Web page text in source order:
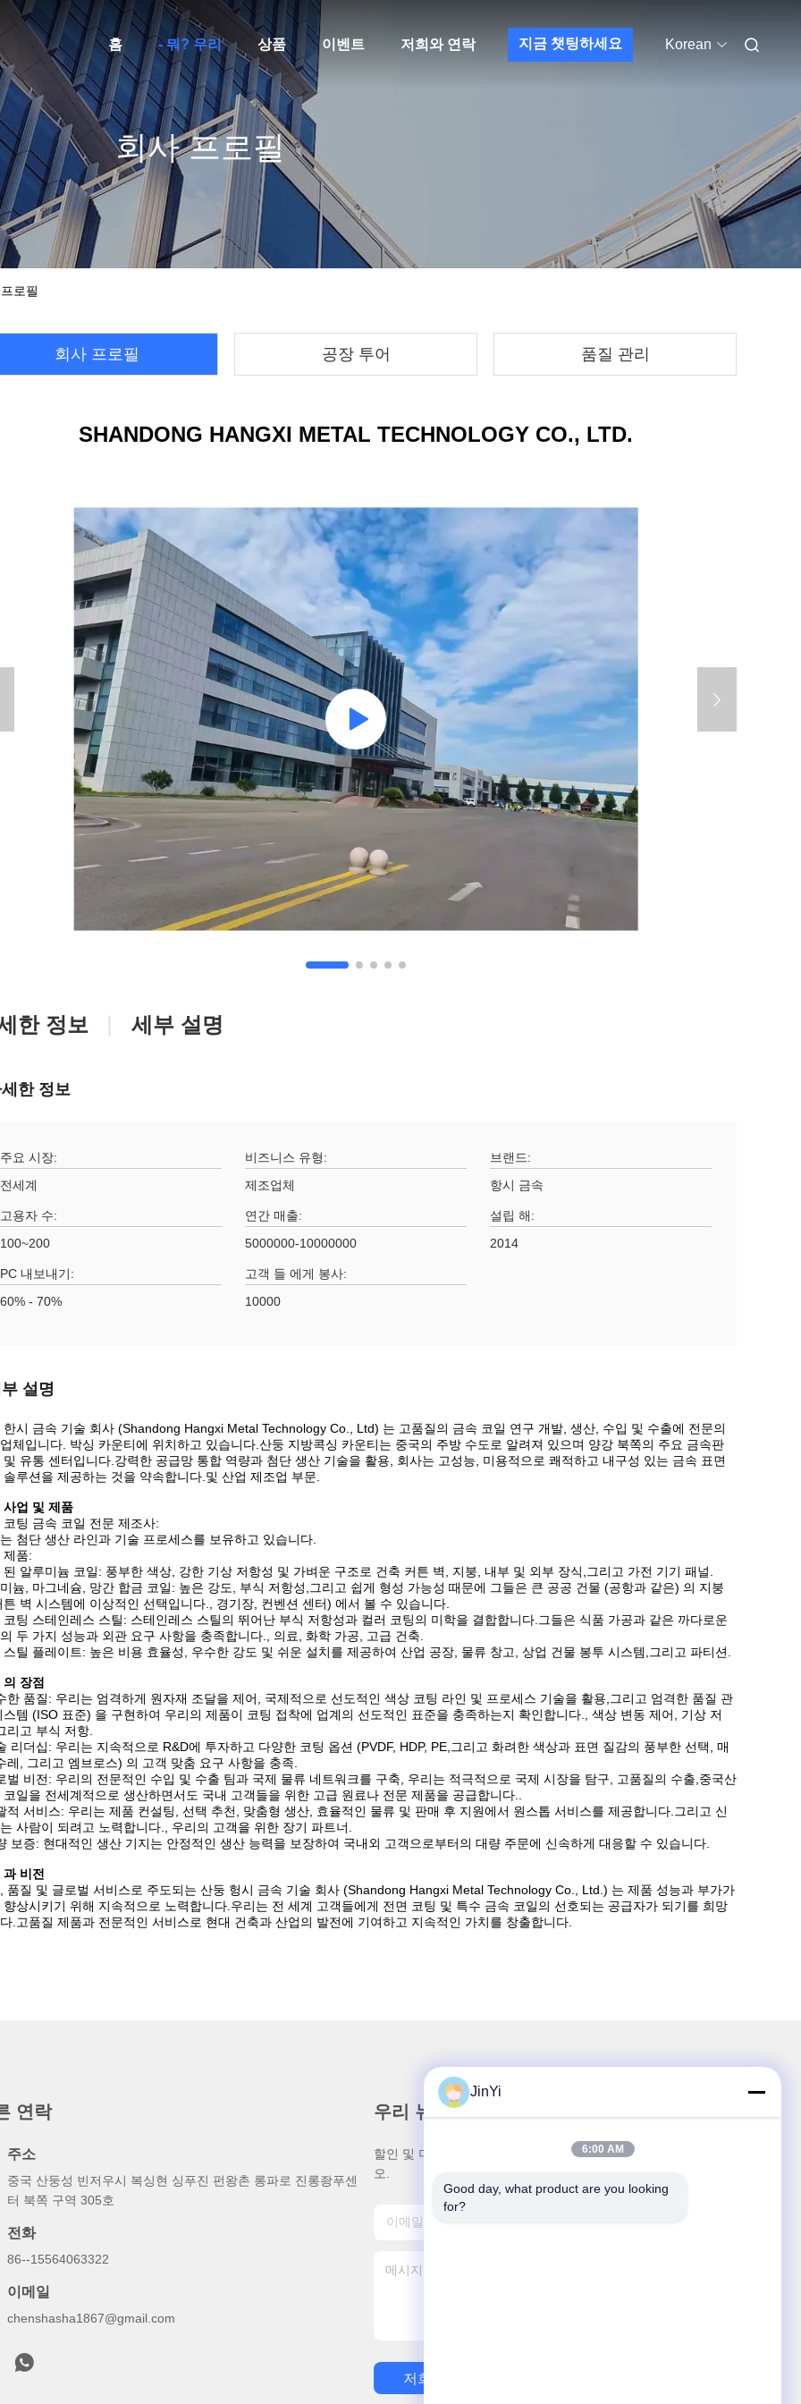
홈 - 뭐? 우리 상품 이벤트 저희와 연락 지금 챗팅하세요 Korean
회사 프로필
로필
회사 프로필 공장 투어 품질 관리
SHANDONG HANGXI METAL TECHNOLOGY CO., LTD.
한 정보 세부 설명
한 정보
주요 시장:
전세계
비즈니스 유형:
제조업체
브랜드:
항시 금속
고용자 수:
100~200
연간 매출:
5000000-10000000
설립 해:
2014
PC 내보내기:
60% - 70%
고객 들 에게 봉사:
10000
설명
한시 금속 기술 회사 (Shandong Hangxi Metal Technology Co., Ltd) 는 고품질의 금속 코일 연구 개발, 생산, 수입 및 수출에 전문의
체입니다. 박싱 카운티에 위치하고 있습니다.산둥 지방콕싱 카운티는 중국의 주방 수도로 알려져 있으며 양강 북쪽의 주요 금속판
및 유통 센터입니다.강력한 공급망 통합 역량과 첨단 생산 기술을 활용, 회사는 고성능, 미용적으로 쾌적하고 내구성 있는 금속 표면
솔루션을 제공하는 것을 약속합니다.및 산업 제조업 부문.
사업 및 제품
코팅 금속 코일 전문 제조사:
첨단 생산 라인과 기술 프로세스를 보유하고 있습니다.
제품:
된 알루미늄 코일: 풍부한 색상, 강한 기상 저항성 및 가벼운 구조로 건축 커튼 벽, 지붕, 내부 및 외부 장식,그리고 가전 기기 패널.
늄, 마그네슘, 망간 합금 코일: 높은 강도, 부식 저항성,그리고 쉽게 형성 가능성 때문에 그들은 큰 공공 건물 (공항과 같은) 의 지붕
튼 벽 시스템에 이상적인 선택입니다., 경기장, 컨벤션 센터) 에서 볼 수 있습니다.
코팅 스테인레스 스틸: 스테인레스 스틸의 뛰어난 부식 저항성과 컬러 코팅의 미학을 결합합니다.그들은 식품 가공과 같은 까다로운
두 가지 성능과 외관 요구 사항을 충족합니다., 의료, 화학 가공, 고급 건축.
스틸 플레이트: 높은 비용 효율성, 우수한 강도 및 쉬운 설치를 제공하여 산업 공장, 물류 창고, 상업 건물 봉투 시스템,그리고 파티션.
장점
한 품질: 우리는 엄격하게 원자재 조달을 제어, 국제적으로 선도적인 색상 코팅 라인 및 프로세스 기술을 활용,그리고 엄격한 품질 관
스템 (ISO 표준) 을 구현하여 우리의 제품이 코팅 접착에 업계의 선도적인 표준을 충족하는지 확인합니다., 색상 변동 제어, 기상 저
리고 부식 저항.
리더십: 우리는 지속적으로 R&D에 투자하고 다양한 코팅 옵션 (PVDF, HDP, PE,그리고 화려한 색상과 표면 질감의 풍부한 선택, 매
레, 그리고 엠브로스) 의 고객 맞춤 요구 사항을 충족.
벌 비전: 우리의 전문적인 수입 및 수출 팀과 국제 물류 네트워크를 구축, 우리는 적극적으로 국제 시장을 탐구, 고품질의 수출,중국산
코일을 전세계적으로 생산하면서도 국내 고객들을 위한 고급 원료나 전문 제품을 공급합니다..
적 서비스: 우리는 제품 컨설팅, 선택 추천, 맞춤형 생산, 효율적인 물류 및 판매 후 지원에서 원스톱 서비스를 제공합니다.그리고 신
사람이 되려고 노력합니다., 우리의 고객을 위한 장기 파트너.
보증: 현대적인 생산 기지는 안정적인 생산 능력을 보장하여 국내외 고객으로부터의 대량 주문에 신속하게 대응할 수 있습니다.
비전
품질 및 글로벌 서비스로 주도되는 산둥 헝시 금속 기술 회사 (Shandong Hangxi Metal Technology Co., Ltd.) 는 제품 성능과 부가가
향상시키기 위해 지속적으로 노력합니다.우리는 전 세계 고객들에게 전면 코팅 및 특수 금속 코일의 선호되는 공급자가 되기를 희망
.고품질 제품과 전문적인 서비스로 현대 건축과 산업의 발전에 기여하고 지속적인 가치를 창출합니다.
연락
주소
중국 산둥성 빈저우시 복싱현 싱푸진 펀왕촌 롱파로 진롱좡푸센
터 북쪽 구역 305호
전화
86--15564063322
이메일
chenshasha1867@gmail.com
우리 뉴스레터
할인 및 더 많은 정보를 얻기 위해 뉴스레터에 가입하십시
오.
저희와 연락
JinYi
6:00 AM
Good day, what product are you looking
for?